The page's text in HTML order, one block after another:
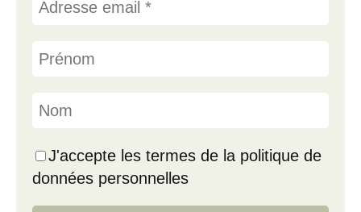
J'accepte les termes de la politique de
données personnelles